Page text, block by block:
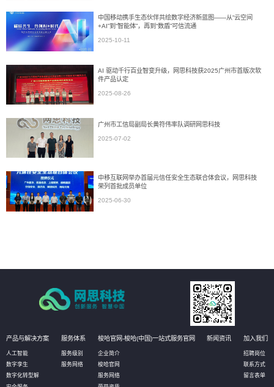
中国移动携手生态伙伴共绘数字经济新蓝图——从“云空间
+AI”到“智能体”，再到“数盾”可信流通
2025-10-11
AI 驱动千行百业智变升级，网思科技获2025广州市首版次软
件产品认定
2025-08-26
广州市工信局副局长黄符伟率队调研网思科技
2025-07-02
中移互联网举办首届元信任安全生态联合体会议，网思科技
荣列首批成员单位
2025-06-30
产品与解决方案
人工智能
数字孪生
数字化转型解
服务体系
服务级别
服务网络
梭哈官网-梭哈(中国)一站式服务官网
企业简介
梭哈官网
服务网络
新闻资讯 加入我们
招聘岗位
联系方式
留言表单